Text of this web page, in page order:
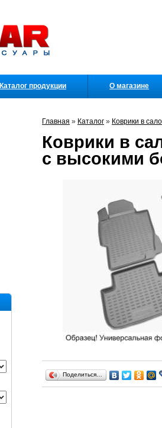
Главная » Каталог » Коврики в
Коврики в
с высокими
Поделиться…
Каталог продукции О магазине